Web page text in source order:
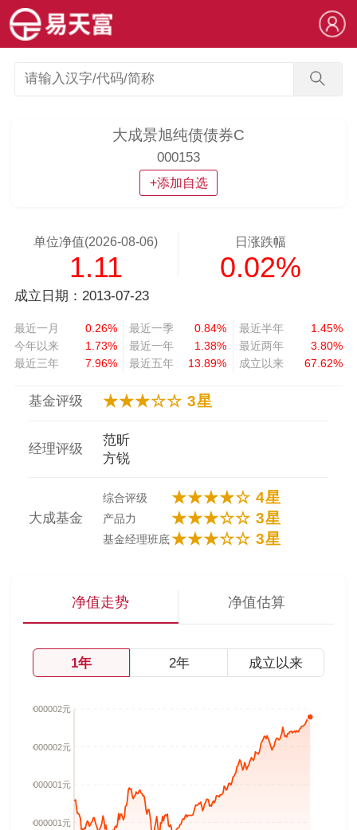
大成景旭纯债债券C
000153
+添加自选
单位净值(2026-08-06)
1.11
日涨跌幅
0.02%
成立日期：2013-07-23
最近一月 0.26% 最近一季 0.84% 最近半年
1.45%
今年以来
1.73% 最近一年 1.38% 最近两年
3.80%
最近三年
7.96% 最近五年 13.89% 成立以来 67.62%
基金评级 ★★★☆☆ 3星
经理评级
范昕
方锐
大成基金
综合评级 ★★★★☆ 4星
产品力 ★★★☆☆ 3星
基金经理班底★★★☆☆ 3星
净值走势 净值估算
1年 2年 成立以来